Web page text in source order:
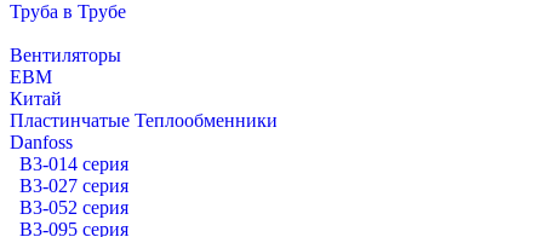
Труба в Трубе
Вентиляторы
EBM
Китай
Пластинчатые Теплообменники
Danfoss
B3-014 серия
B3-027 серия
B3-052 серия
B3-095 серия